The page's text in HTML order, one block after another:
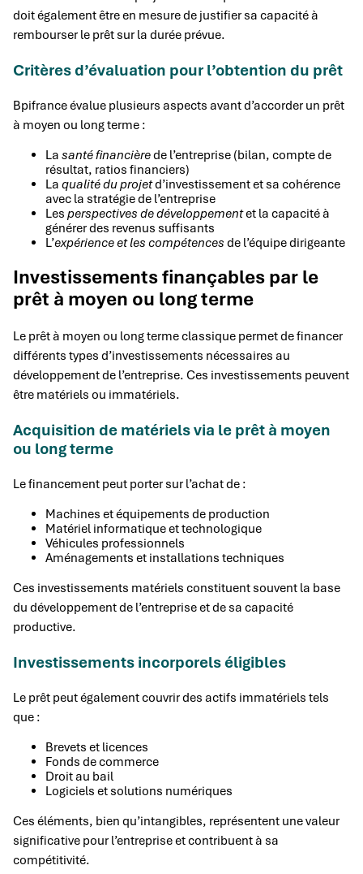
doit également être en mesure de justifier sa capacité à
rembourser le prêt sur la durée prévue.
Critères d’évaluation pour l’obtention du prêt
Bpifrance évalue plusieurs aspects avant d’accorder un prêt
à moyen ou long terme :
La santé financièrede l’entreprise (bilan, compte de
résultat, ratios financiers)
La qualité du projetd’investissement et sa cohérence
avec la stratégie de l’entreprise
Les perspectives de développementet la capacité à
générer des revenus suffisants
L’expérience et les compétences de l’équipe dirigeante
Investissements finançables par le
prêt à moyen ou long terme
Le prêt à moyen ou long terme classique permet de financer
différents types d’investissements nécessaires au
développement de l’entreprise. Ces investissements peuvent
être matériels ou immatériels.
Acquisition de matériels via le prêt à moyen
ou long terme
Le financement peut porter sur l’achat de :
Machines et équipements de production
Matériel informatique et technologique
Véhicules professionnels
Aménagements et installations techniques
Ces investissements matériels constituent souvent la base
du développement de l’entreprise et de sa capacité
productive.
Investissements incorporels éligibles
Le prêt peut également couvrir des actifs immatériels tels
que :
Brevets et licences
Fonds de commerce
Droit au bail
Logiciels et solutions numériques
Ces éléments, bien qu’intangibles, représentent une valeur
significative pour l’entreprise et contribuent à sa
compétitivité.